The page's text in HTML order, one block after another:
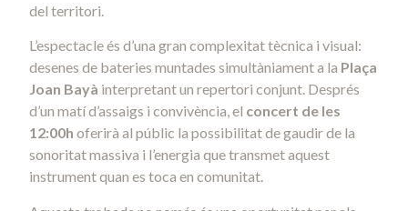
del territori.
L’espectacle és d’una gran complexitat tècnica i visual:
desenes de bateries muntades simultàniament a la Plaça
Joan Bayà interpretant un repertori conjunt. Després
d’un matí d’assaigs i convivència, el concert de les
12:00h oferirà al públic la possibilitat de gaudir de la
sonoritat massiva i l’energia que transmet aquest
instrument quan es toca en comunitat.